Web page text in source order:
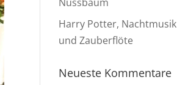
Harry Potter, Nachtmusik
und Zauberflöte
Neueste Kommentare